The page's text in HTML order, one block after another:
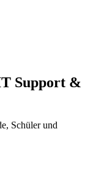
Support &
Schüler und